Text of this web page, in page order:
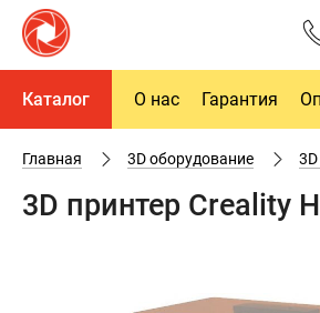
Каталог О нас Гарантия
Главная 3D оборудование
3D принтер Creality